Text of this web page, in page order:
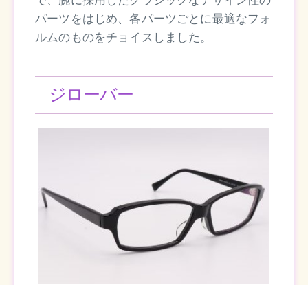
パーツをはじめ、各パーツごとに最適なフォ
ルムのものをチョイスしました。
ジローバー